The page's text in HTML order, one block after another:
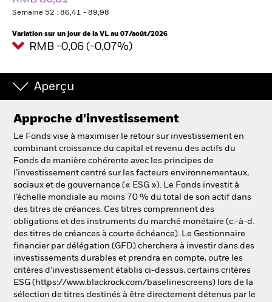
Semaine 52 : 86,41 - 89,98
Variation sur un jour de la VL au 07/août/2026
RMB -0,06 (-0,07%)
Aperçu
Approche d'investissement
Le Fonds vise à maximiser le retour sur investissement en
combinant croissance du capital et revenu des actifs du
Fonds de manière cohérente avec les principes de
l’investissement centré sur les facteurs environnementaux,
sociaux et de gouvernance (« ESG »). Le Fonds investit à
l’échelle mondiale au moins 70 % du total de son actif dans
des titres de créances. Ces titres comprennent des
obligations et des instruments du marché monétaire (c.-à-d.
des titres de créances à courte échéance). Le Gestionnaire
financier par délégation (GFD) cherchera à investir dans des
investissements durables et prendra en compte, outre les
critères d’investissement établis ci-dessus, certains critères
ESG (https://www.blackrock.com/baselinescreens) lors de la
sélection de titres destinés à être directement détenus par le